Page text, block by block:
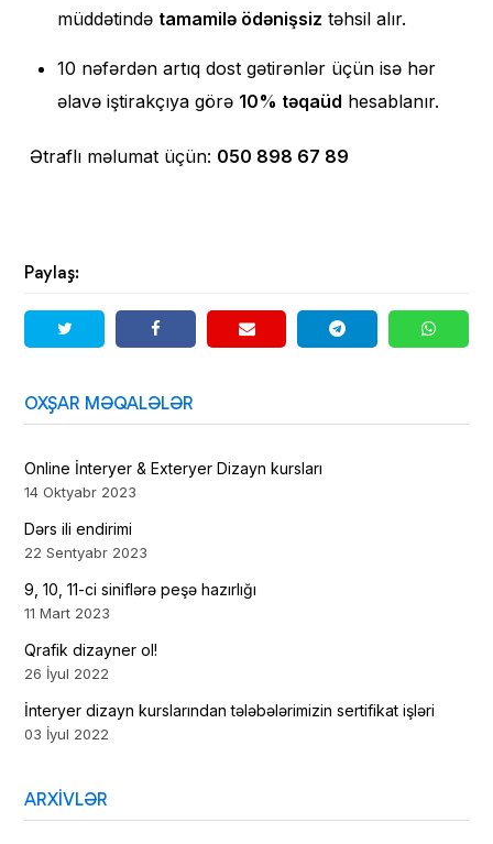
Paylaş:
OXŞAR MƏQALƏLƏR
Online İnteryer & Exteryer Dizayn kursları
14 Oktyabr 2023
Dərs ili endirimi
22 Sentyabr 2023
9, 10, 11-ci siniflərə peşə hazırlığı
11 Mart 2023
Qrafik dizayner ol!
26 İyul 2022
İnteryer dizayn kurslarından tələbələrimizin sertifikat işləri
03 İyul 2022
ARXIVLƏR
müddətində tamamilə ödənişsiz təhsil alır.
10 nəfərdən artıq dost gətirənlər üçün isə hər
əlavə iştirakçıya görə 10% təqaüd hesablanır.
Ətraflı məlumat üçün: 050 898 67 89